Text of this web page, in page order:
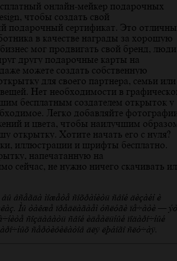
онлайн-мейкер подарочных
чтобы создать свой
подарочный сертификат. Это
в качестве награды за хорошую
мог продвигать свой бренд, люди
другу подарочные карты на
можете создать собственную
для своего партнера, семьи или
Нет необходимости в
бесплатным создателем открыток у
Легко добавляйте
и цвета, чтобы наилучшим
открытку. Хотите начать его с нуля?
иллюстрации и шрифты бесплатно.
напечатанную на
сейчас, не нужно ничего скачивать
всегда можете сохранить свой дизайн и
заказ. Мы также предлагаем услуги печати —
создавать свой идеальный подарочный
сертификатов для любого случая.